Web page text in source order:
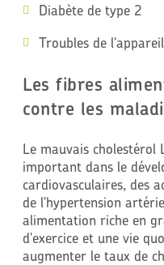
Diabète de type 2
Troubles de
Les fibres
contre les
Le mauvais cholestérol
important dans le
cardiovasculaires, des
de l'hypertension
alimentation riche en
d'exercice et une vie
augmenter le taux de